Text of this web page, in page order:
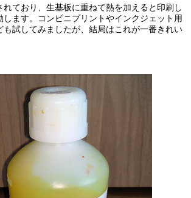
れており、生基板に重ねて熱を加えると印刷し
します。コンビニプリントやインクジェット用
も試してみましたが、結局はこれが一番きれい